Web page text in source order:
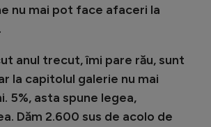
nu mai pot face afaceri la
anul trecut, îmi pare rău, sunt
la capitolul galerie nu mai
5%, asta spune legea,
Dăm 2.600 sus de acolo de